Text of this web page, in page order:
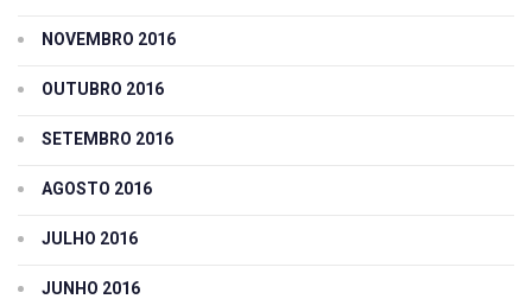
NOVEMBRO 2016
OUTUBRO 2016
SETEMBRO 2016
AGOSTO 2016
JULHO 2016
JUNHO 2016